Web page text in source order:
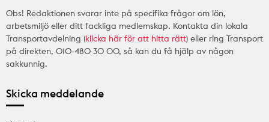
Obs! Redaktionen svarar inte på specifika frågor om lön,
arbetsmiljö eller ditt fackliga medlemskap. Kontakta din lokala
Transportavdelning (klicka här för att hitta rätt) eller ring Transport
på direkten, 010-480 30 00, så kan du få hjälp av någon
sakkunnig.
Skicka meddelande